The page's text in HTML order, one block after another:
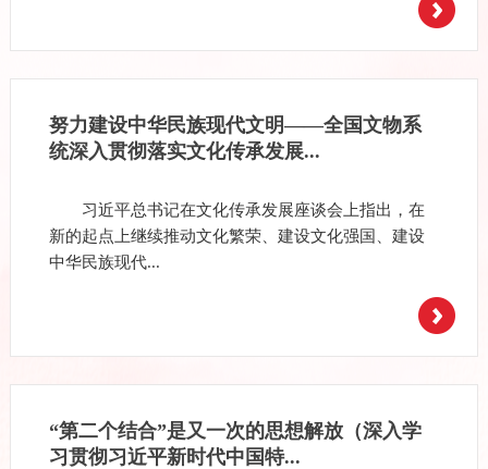
努力建设中华民族现代文明——全国文物系
统深入贯彻落实文化传承发展...
习近平总书记在文化传承发展座谈会上指出，在
新的起点上继续推动文化繁荣、建设文化强国、建设
中华民族现代...
“第二个结合”是又一次的思想解放（深入学
习贯彻习近平新时代中国特...